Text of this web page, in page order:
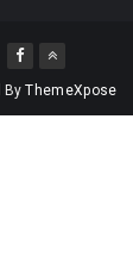
ByThemeXpose